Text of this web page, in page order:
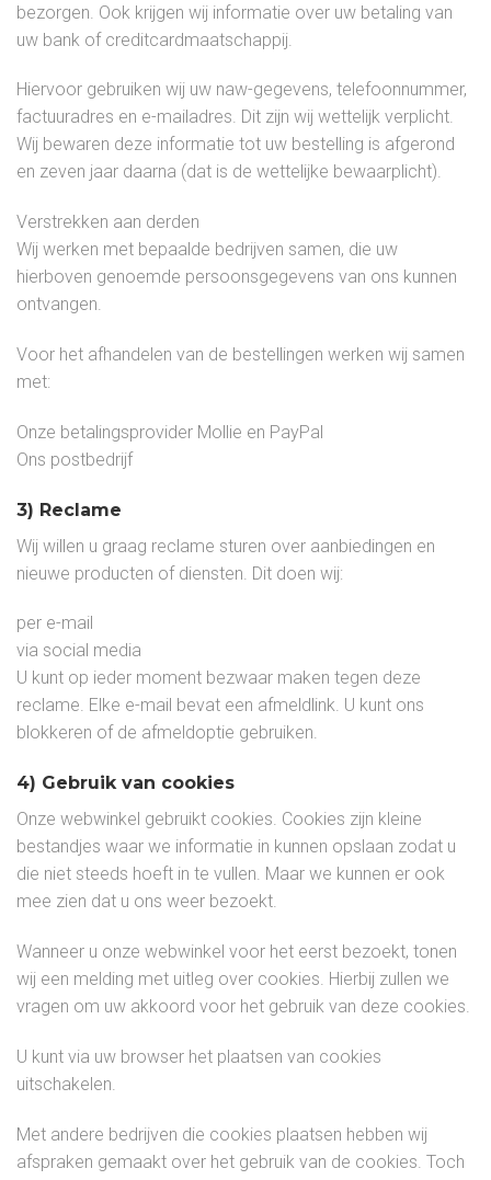
bezorgen. Ook krijgen wij informatie over uw betaling van
uw bank of creditcardmaatschappij.
Hiervoor gebruiken wij uw naw-gegevens, telefoonnummer,
factuuradres en e-mailadres. Dit zijn wij wettelijk verplicht.
Wij bewaren deze informatie tot uw bestelling is afgerond
en zeven jaar daarna (dat is de wettelijke bewaarplicht).
Verstrekken aan derden
Wij werken met bepaalde bedrijven samen, die uw
hierboven genoemde persoonsgegevens van ons kunnen
ontvangen.
Voor het afhandelen van de bestellingen werken wij samen
met:
Onze betalingsprovider Mollie en PayPal
Ons postbedrijf
3) Reclame
Wij willen u graag reclame sturen over aanbiedingen en
nieuwe producten of diensten. Dit doen wij:
per e-mail
via social media
U kunt op ieder moment bezwaar maken tegen deze
reclame. Elke e-mail bevat een afmeldlink. U kunt ons
blokkeren of de afmeldoptie gebruiken.
4) Gebruik van cookies
Onze webwinkel gebruikt cookies. Cookies zijn kleine
bestandjes waar we informatie in kunnen opslaan zodat u
die niet steeds hoeft in te vullen. Maar we kunnen er ook
mee zien dat u ons weer bezoekt.
Wanneer u onze webwinkel voor het eerst bezoekt, tonen
wij een melding met uitleg over cookies. Hierbij zullen we
vragen om uw akkoord voor het gebruik van deze cookies.
U kunt via uw browser het plaatsen van cookies
uitschakelen.
Met andere bedrijven die cookies plaatsen hebben wij
afspraken gemaakt over het gebruik van de cookies. Toch